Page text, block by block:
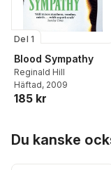
Del 1
Blood Sympathy
Reginald Hill
Häftad, 2009
185 kr
Du kanske